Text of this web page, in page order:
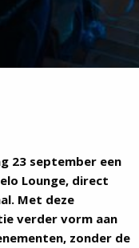
23 september een
Lounge, direct
Met deze
verder vorm aan
zonder de